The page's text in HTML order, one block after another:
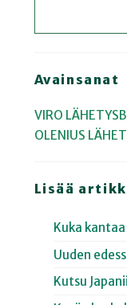
Avainsanat
VIRO
OLENIUS
Lisää
Kuka
Uuden
Kutsu